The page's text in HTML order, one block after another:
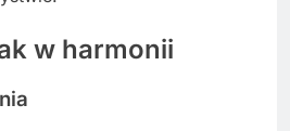
w harmonii